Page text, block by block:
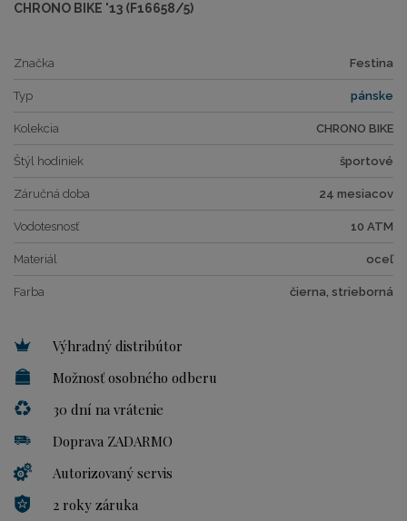
CHRONO BIKE '13 (F16658/5)
Značka Festina
Typ pánske
Kolekcia CHRONO BIKE
Štýl hodiniek športové
Záručná doba 24 mesiacov
Vodotesnosť 10 ATM
Materiál oceľ
Farba čierna, strieborná
Výhradný distribútor
Možnosť osobného odberu
30 dní na vrátenie
Doprava ZADARMO
Autorizovaný servis
2 roky záruka